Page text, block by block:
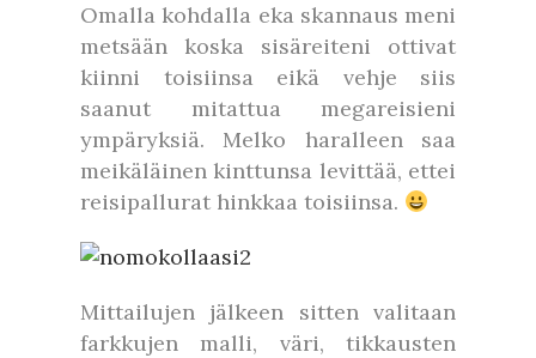
Omalla kohdalla eka skannaus meni
metsään koska sisäreiteni ottivat
kiinni toisiinsa eikä vehje siis
saanut mitattua megareisieni
ympäryksiä. Melko haralleen saa
meikäläinen kinttunsa levittää, ettei
reisipallurat hinkkaa toisiinsa.
Mittailujen jälkeen sitten valitaan
farkkujen malli, väri, tikkausten